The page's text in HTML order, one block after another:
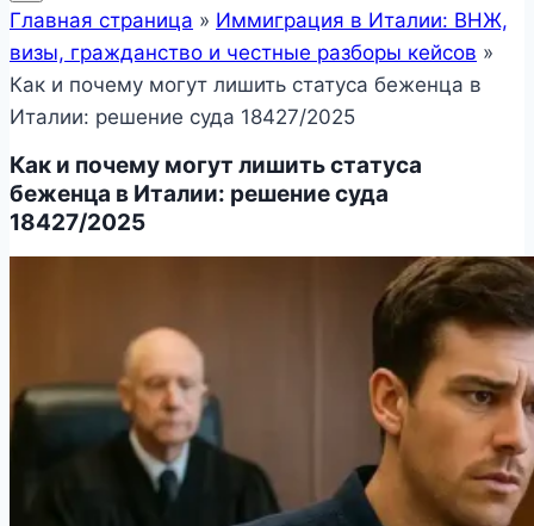
Главная страница » Иммиграция в Италии: ВНЖ,
визы, гражданство и честные разборы кейсов »
Как и почему могут лишить статуса беженца в
Италии: решение суда 18427/2025
Как и почему могут лишить статуса
беженца в Италии: решение суда
18427/2025